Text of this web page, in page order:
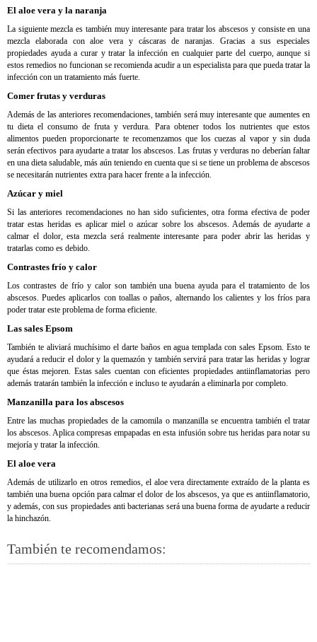
El aloe vera y la naranja
La siguiente mezcla es también muy interesante para tratar los abscesos y consiste en una
mezcla elaborada con aloe vera y cáscaras de naranjas. Gracias a sus especiales
propiedades ayuda a curar y tratar la infección en cualquier parte del cuerpo, aunque si
estos remedios no funcionan se recomienda acudir a un especialista para que pueda tratar la
infección con un tratamiento más fuerte.
Comer frutas y verduras
Además de las anteriores recomendaciones, también será muy interesante que aumentes en
tu dieta el consumo de fruta y verdura. Para obtener todos los nutrientes que estos
alimentos pueden proporcionarte te recomenzamos que los cuezas al vapor y sin duda
serán efectivos para ayudarte a tratar los abscesos. Las frutas y verduras no deberían faltar
en una dieta saludable, más aún teniendo en cuenta que si se tiene un problema de abscesos
se necesitarán nutrientes extra para hacer frente a la infección.
Azúcar y miel
Si las anteriores recomendaciones no han sido suficientes, otra forma efectiva de poder
tratar estas heridas es aplicar miel o azúcar sobre los abscesos. Además de ayudarte a
calmar el dolor, esta mezcla será realmente interesante para poder abrir las heridas y
tratarlas como es debido.
Contrastes frío y calor
Los contrastes de frío y calor son también una buena ayuda para el tratamiento de los
abscesos. Puedes aplicarlos con toallas o paños, alternando los calientes y los fríos para
poder tratar este problema de forma eficiente.
Las sales Epsom
También te aliviará muchísimo el darte baños en agua templada con sales Epsom. Esto te
ayudará a reducir el dolor y la quemazón y también servirá para tratar las heridas y lograr
que éstas mejoren. Estas sales cuentan con eficientes propiedades antiinflamatorias pero
además tratarán también la infección e incluso te ayudarán a eliminarla por completo.
Manzanilla para los abscesos
Entre las muchas propiedades de la camomila o manzanilla se encuentra también el tratar
los abscesos. Aplica compresas empapadas en esta infusión sobre tus heridas para notar su
mejoría y tratar la infección.
El aloe vera
Además de utilizarlo en otros remedios, el aloe vera directamente extraído de la planta es
también una buena opción para calmar el dolor de los abscesos, ya que es antiinflamatorio,
y además, con sus propiedades anti bacterianas será una buena forma de ayudarte a reducir
la hinchazón.
También te recomendamos: